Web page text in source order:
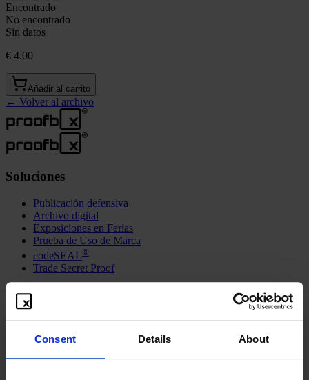
Consent Details About
Encontrado
No encontrado
Sin datos
€ 4.00
Añadir al carrito
← Volver al archivo
Soluciones
Publicación defensiva
Archivo digital
Exposiciones en Ferias
Prueba de Uso de Marca
codeSEAL®
Trade Secret Proof
Recursos
Freebies
Video instructivo
Contacto
Blog